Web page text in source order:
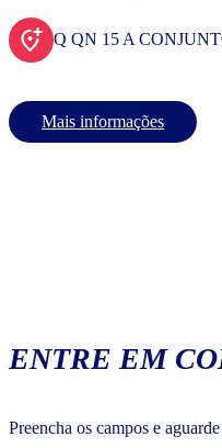
Q QN 15 A
Mais informações
ENTRE EM
Preencha os campos e